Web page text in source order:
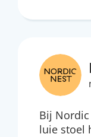
Bij
luie stoel